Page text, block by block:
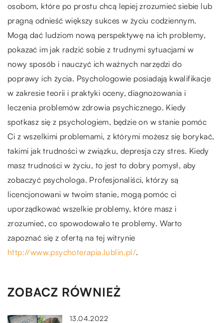
osobom, które po prostu chcą lepiej zrozumieć siebie lub
pragną odnieść większy sukces w życiu codziennym.
Mogą dać ludziom nową perspektywę na ich problemy,
pokazać im jak radzić sobie z trudnymi sytuacjami w
nowy sposób i nauczyć ich ważnych narzędzi do
poprawy ich życia. Psychologowie posiadają kwalifikacje
w zakresie teorii i praktyki oceny, diagnozowania i
leczenia problemów zdrowia psychicznego. Kiedy
spotkasz się z psychologiem, będzie on w stanie pomóc
Ci z wszelkimi problemami, z którymi możesz się borykać,
takimi jak trudności w związku, depresja czy stres. Kiedy
masz trudności w życiu, to jest to dobry pomysł, aby
zobaczyć psychologa. Profesjonaliści, którzy są
licencjonowani w twoim stanie, mogą pomóc ci
uporządkować wszelkie problemy, które masz i
zrozumieć, co spowodowało te problemy. Warto
zapoznać się z ofertą na tej witrynie
http://www.psychoterapia.lublin.pl/.
ZOBACZ RÓWNIEŻ
13.04.2022